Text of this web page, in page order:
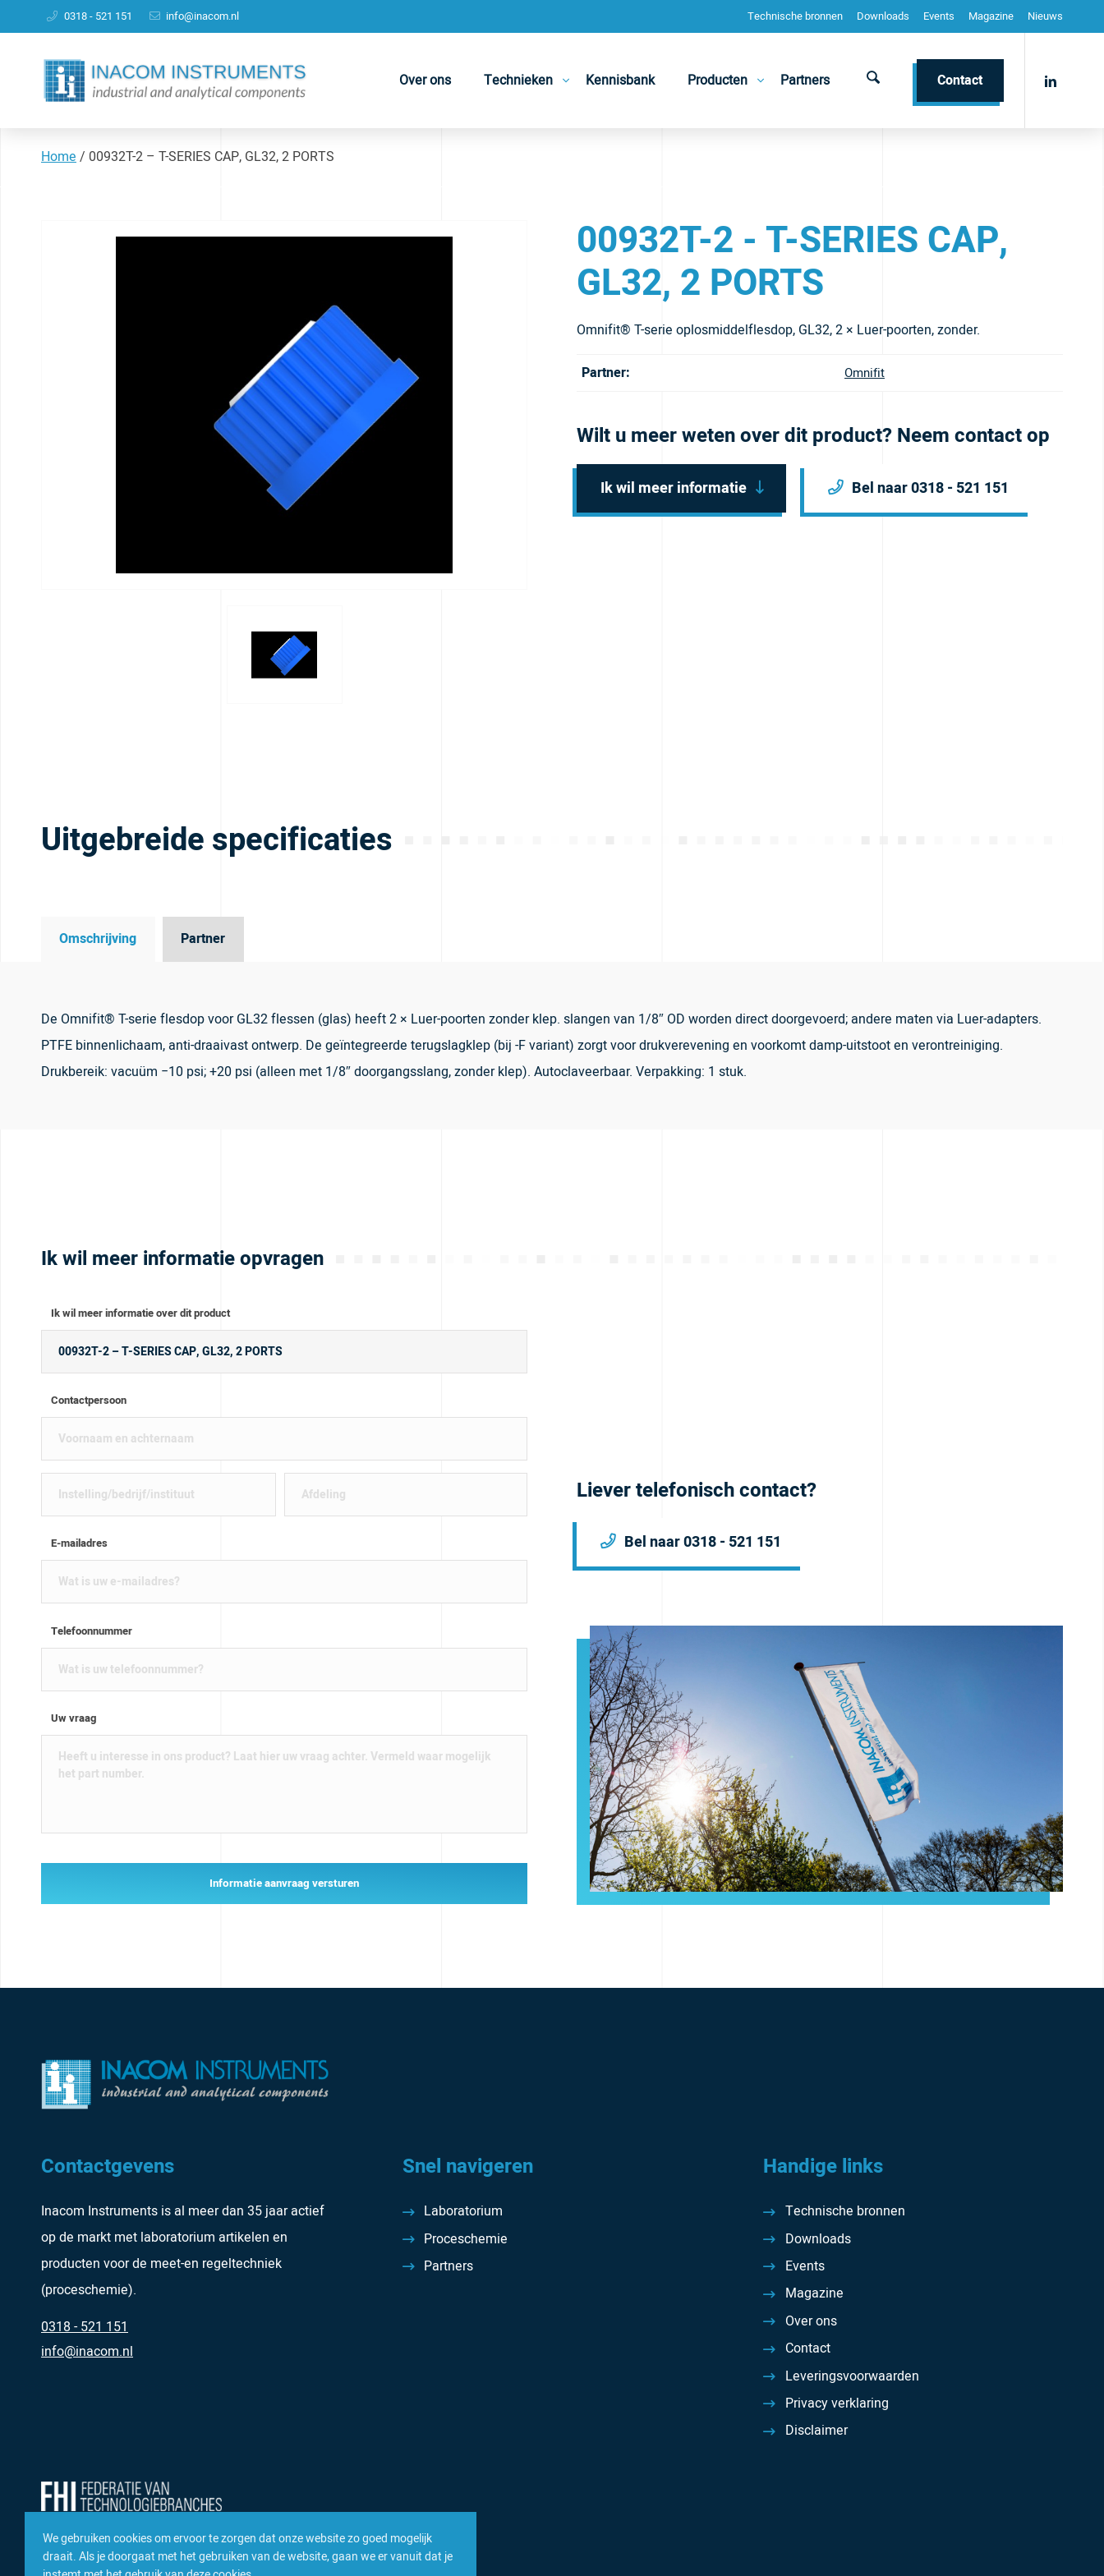
Technische bronnen Downloads Events Magazine Nieuws
0318 - 521 151 info@inacom.nl
Over ons Technieken Kennisbank Producten Partners Contact
Home/ 00932T-2 – T-SERIES CAP, GL32, 2 PORTS
00932T-2 - T-SERIES CAP,
GL32, 2 PORTS
Omnifit® T-serie oplosmiddelflesdop, GL32, 2 × Luer-poorten, zonder.
Partner: Omnifit
Wilt u meer weten over dit product? Neem contact op
Ik wil meer informatie Bel naar 0318 - 521 151
Uitgebreide specificaties
Omschrijving Partner
De Omnifit® T-serie flesdop voor GL32 flessen (glas) heeft 2 × Luer-poorten zonder klep. slangen van 1/8″ OD worden direct doorgevoerd; andere maten via Luer-adapters.
PTFE binnenlichaam, anti-draaivast ontwerp. De geïntegreerde terugslagklep (bij -F variant) zorgt voor drukverevening en voorkomt damp-uitstoot en verontreiniging.
Drukbereik: vacuüm −10 psi; +20 psi (alleen met 1/8″ doorgangsslang, zonder klep). Autoclaveerbaar. Verpakking: 1 stuk.
Ik wil meer informatie opvragen
Ik wil meer informatie over dit product
Contactpersoon
E-mailadres
Telefoonnummer
Uw vraag
Informatie aanvraag versturen
Liever telefonisch contact?
Bel naar 0318 - 521 151
Contactgevens
Inacom Instruments is al meer dan 35 jaar actief
op de markt met laboratorium artikelen en
producten voor de meet-en regeltechniek
(proceschemie).
0318 - 521 151
info@inacom.nl
Snel navigeren
Laboratorium
Proceschemie
Partners
Handige links
Technische bronnen
Downloads
Events
Magazine
Over ons
Contact
Leveringsvoorwaarden
Privacy verklaring
Disclaimer
We gebruiken cookies om ervoor te zorgen dat onze website zo goed mogelijk
draait. Als je doorgaat met het gebruiken van de website, gaan we er vanuit dat je